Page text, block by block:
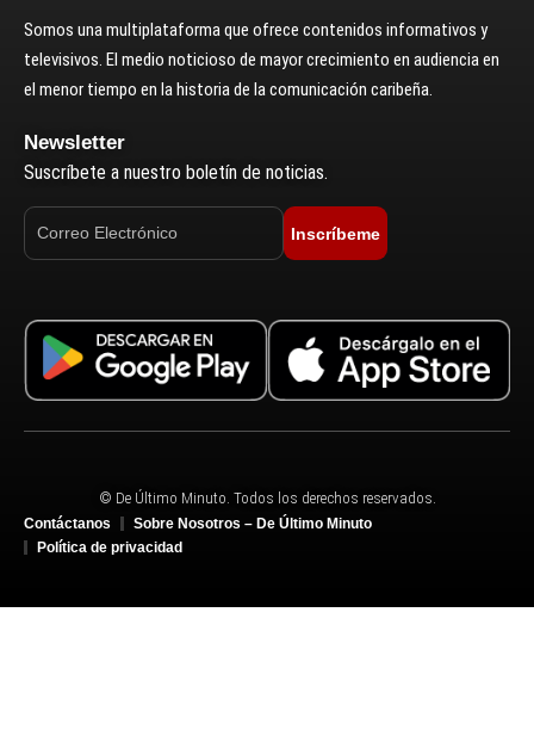
Somos una multiplataforma que ofrece contenidos informativos y
televisivos. El medio noticioso de mayor crecimiento en audiencia en
el menor tiempo en la historia de la comunicación caribeña.
Newsletter
Suscríbete a nuestro boletín de noticias.
Inscríbeme
© De Último Minuto. Todos los derechos reservados.
Contáctanos
Sobre Nosotros – De Último Minuto
Política de privacidad